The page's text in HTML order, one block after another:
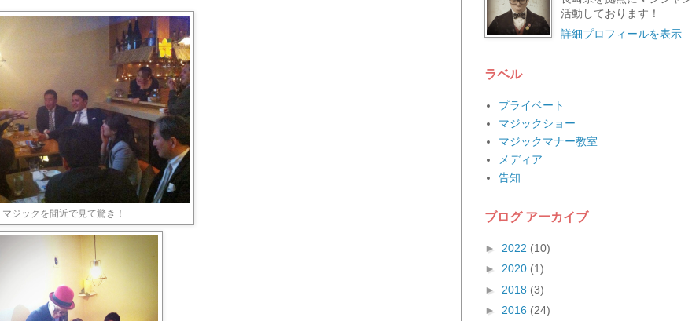
マジックを間近で見て驚き！
活動しております！
詳細プロフィールを表示
ラベル
プライベート
マジックショー
マジックマナー教室
メディア
告知
ブログ アーカイブ
► 2022 (10)
► 2020 (1)
► 2018 (3)
► 2016 (24)